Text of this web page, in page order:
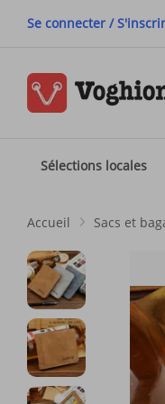
Se connecter /
Sélections locales
Accueil Sacs et